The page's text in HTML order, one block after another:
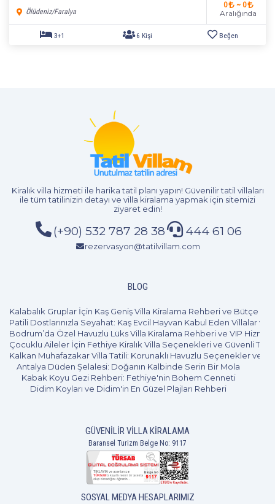
Ölüdeniz/Faralya
0 ~ 0
Aralığında
Kiralık villa hizmetiile harika tatil planı yapın! Güvenilir tatil villaları
ile tüm tatilinizin detayı ve villa kiralama yapmak için sitemizi
ziyaret edin!
(+90) 532 787 28 38 444 61 06
rezervasyon@tatilvillam.com
BLOG
Kalabalık Gruplar İçin Kaş Geniş Villa Kiralama Rehberi ve Bütçe
Patili Dostlarınızla Seyahat: Kaş Evcil Hayvan Kabul Eden Villalar ve
Bodrum’da Özel Havuzlu Lüks Villa Kiralama Rehberi ve VIP
Çocuklu Aileler İçin Fethiye Kiralık Villa Seçenekleri ve Güvenli
Kalkan Muhafazakar Villa Tatili: Korunaklı Havuzlu Seçenekler ve
Antalya Düden Şelalesi: Doğanın Kalbinde Serin Bir Mola
Kabak Koyu Gezi Rehberi: Fethiye'nin Bohem Cenneti
Didim Koyları ve Didim'in En Güzel Plajları Rehberi
GÜVENILIR VILLA KIRALAMA
Baransel Turizm Belge No: 9117
SOSYAL MEDYA HESAPLARIMIZ